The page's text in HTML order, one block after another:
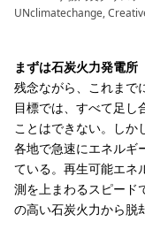
UNclimatechange,
まずは石炭火力発電所
残念ながら、これまで
目標では、すべて足し
ことはできない。しか
各地で急速にエネルギ
ている。再生可能エネ
測を上まわるスピード
の高い石炭火力から脱